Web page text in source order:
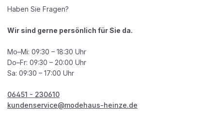
Haben Sie Fragen?
Wir sind gerne persönlich für Sie da.
Mo–Mi: 09:30 – 18:30 Uhr
Do–Fr: 09:30 – 20:00 Uhr
Sa: 09:30 – 17:00 Uhr
06451 - 230610
kundenservice@modehaus-heinze.de